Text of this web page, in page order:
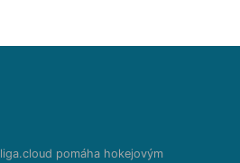
pomáha hokejovým